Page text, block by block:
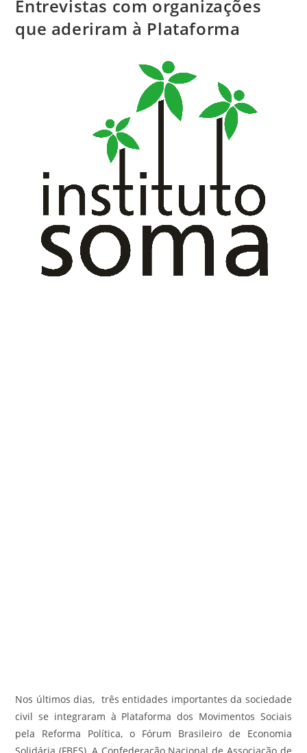
Entrevistas com organizações
que aderiram à Plataforma
Nos últimos dias, três entidades importantes da sociedade
civil se integraram à Plataforma dos Movimentos Sociais
pela Reforma Política, o Fórum Brasileiro de Economia